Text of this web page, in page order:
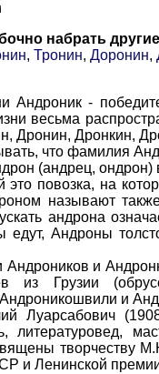
набрать
, Тронин, Доронин,
-
весьма
Дронин, Дронкин,
что фамилия
(андрец, ондрон)
это повозка, на
называют
андрона
Андроны
и
из Грузии
и
(1908-
литературовед,
творчеству
и Ленинской